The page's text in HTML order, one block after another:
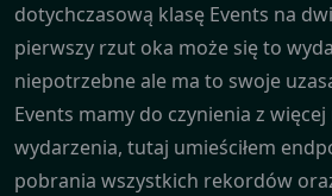
dotychczasową klasę Events na
pierwszy rzut oka może się to
niepotrzebne ale ma to swoje
Events mamy do czynienia z
wydarzenia, tutaj umieściłem
pobrania wszystkich rekordów